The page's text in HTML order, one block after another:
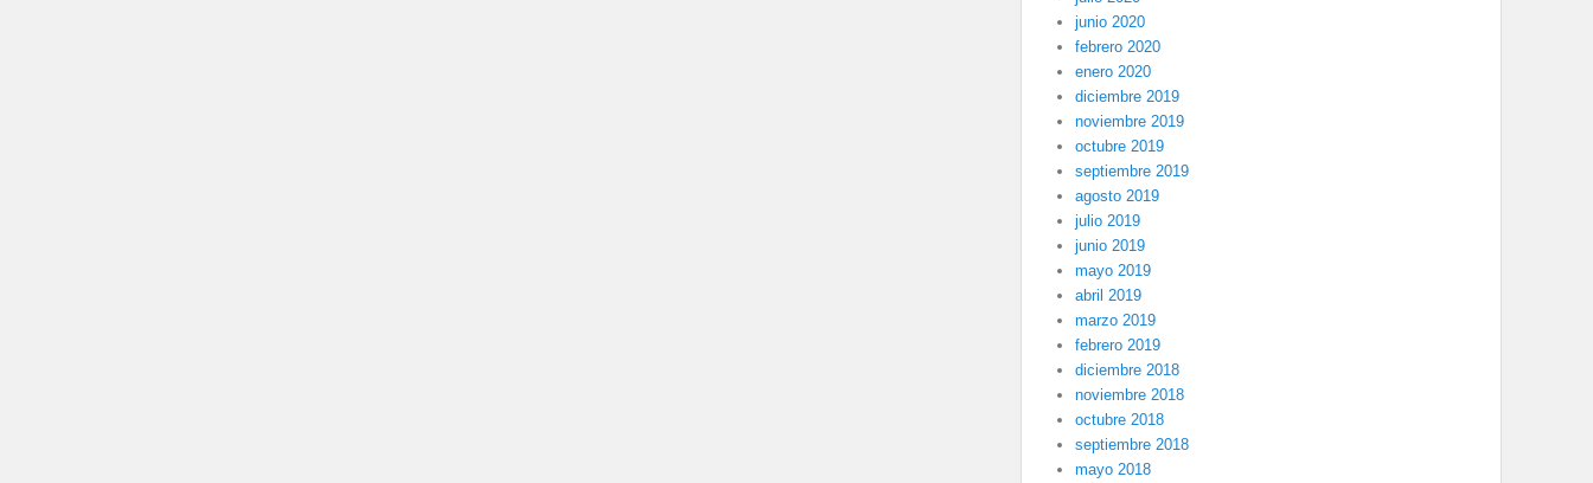
junio 2020
febrero 2020
enero 2020
diciembre 2019
noviembre 2019
octubre 2019
septiembre 2019
agosto 2019
julio 2019
junio 2019
mayo 2019
abril 2019
marzo 2019
febrero 2019
diciembre 2018
noviembre 2018
octubre 2018
septiembre 2018
mayo 2018